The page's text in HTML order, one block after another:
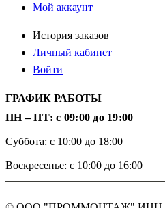
Мой аккаунт
История заказов
Личный кабинет
Войти
ГРАФИК РАБОТЫ
ПН – ПТ: с 09:00 до 19:00
Суббота: с 10:00 до 18:00
Воскресенье: с 10:00 до 16:00